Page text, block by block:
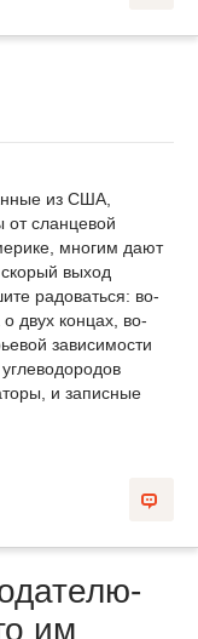
из США,
сланцевой
многим дают
выход
радоваться: во-
двух концах, во-
зависимости
и записные
им